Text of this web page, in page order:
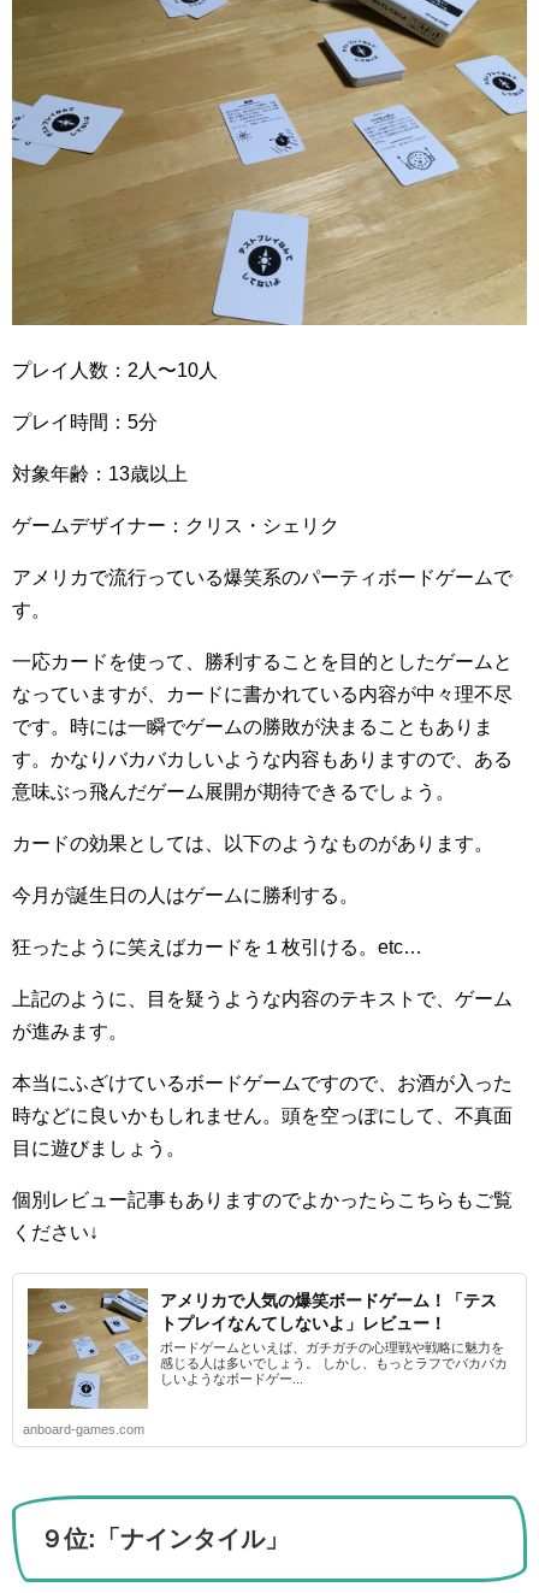
プレイ人数：2人〜10人
プレイ時間：5分
対象年齢：13歳以上
ゲームデザイナー：クリス・シェリク
アメリカで流行っている爆笑系のパーティボードゲームで
す。
一応カードを使って、勝利することを目的としたゲームと
なっていますが、カードに書かれている内容が中々理不尽
です。時には一瞬でゲームの勝敗が決まることもありま
す。かなりバカバカしいような内容もありますので、ある
意味ぶっ飛んだゲーム展開が期待できるでしょう。
カードの効果としては、以下のようなものがあります。
今月が誕生日の人はゲームに勝利する。
狂ったように笑えばカードを１枚引ける。etc…
上記のように、目を疑うような内容のテキストで、ゲーム
が進みます。
本当にふざけているボードゲームですので、お酒が入った
時などに良いかもしれません。頭を空っぽにして、不真面
目に遊びましょう。
個別レビュー記事もありますのでよかったらこちらもご覧
ください↓
アメリカで人気の爆笑ボードゲーム！「テス
トプレイなんてしないよ」レビュー！
ボードゲームといえば、ガチガチの心理戦や戦略に魅力を
感じる人は多いでしょう。 しかし、もっとラフでバカバカ
しいようなボードゲー...
anboard-games.com
９位:「ナインタイル」